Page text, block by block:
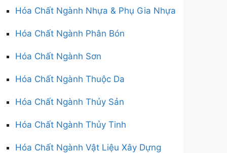
Hóa Chất Ngành Nhựa & Phụ Gia Nhựa
Hóa Chất Ngành Phân Bón
Hóa Chất Ngành Sơn
Hóa Chất Ngành Thuộc Da
Hóa Chất Ngành Thủy Sản
Hóa Chất Ngành Thủy Tinh
Hóa Chất Ngành Vật Liệu Xây Dựng